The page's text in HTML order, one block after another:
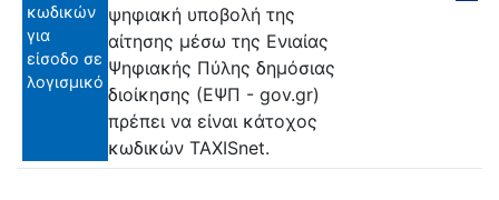
κωδικών
για
είσοδο σε
λογισμικό
ψηφιακή υποβολή της
αίτησης μέσω της Ενιαίας
Ψηφιακής Πύλης δημόσιας
διοίκησης (ΕΨΠ - gov.gr)
πρέπει να είναι κάτοχος
κωδικών TAXISnet.